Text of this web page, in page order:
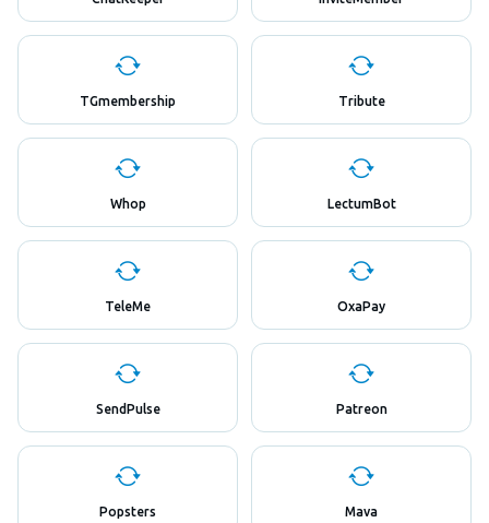
TGmembership Tribute
Whop LectumBot
TeleMe OxaPay
SendPulse Patreon
Popsters Mava